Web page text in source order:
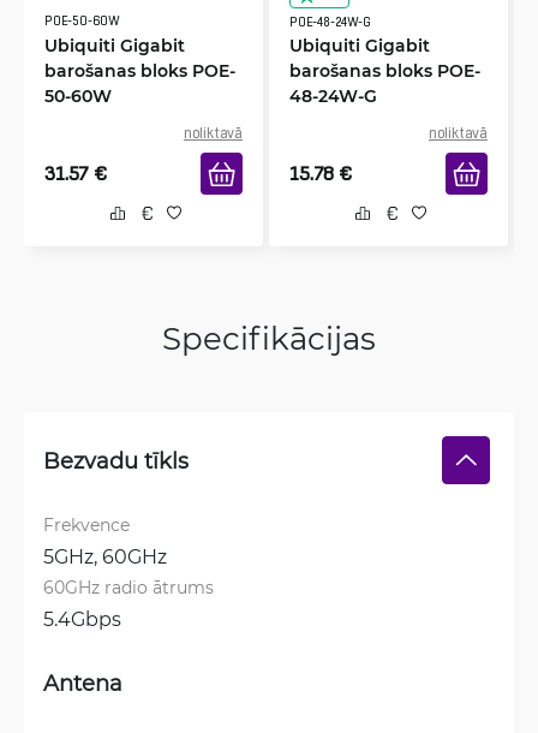
POE-50-60W
Ubiquiti Gigabit
barošanas bloks POE-
50-60W
noliktavā
31.57 €
POE-48-24W-G
Ubiquiti Gigabit
barošanas bloks POE-
48-24W-G
noliktavā
15.78 €
Specifikācijas
Bezvadu tīkls
Frekvence
5GHz, 60GHz
60GHz radio ātrums
5.4Gbps
Antena